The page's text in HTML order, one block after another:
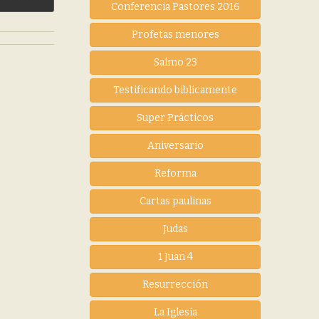
Conferencia Pastores 2016
Profetas menores
Salmo 23
Testificando biblicamente
Super Prácticos
Aniversario
Reforma
Cartas paulinas
Judas
1 Juan 4
Resurrección
La Iglesia